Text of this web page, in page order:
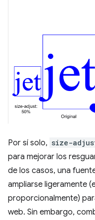
Por sí solo, size-
para mejorar los
de los casos, una
ampliarse ligeramente
proporcionalmente)
web. Sin embargo,